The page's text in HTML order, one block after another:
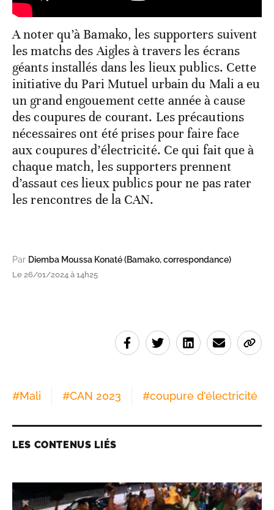
A noter qu’à Bamako, les supporters suivent
les matchs des Aigles à travers les écrans
géants installés dans les lieux publics. Cette
initiative du Pari Mutuel urbain du Mali a eu
un grand engouement cette année à cause
des coupures de courant. Les précautions
nécessaires ont été prises pour faire face
aux coupures d’électricité. Ce qui fait que à
chaque match, les supporters prennent
d’assaut ces lieux publics pour ne pas rater
les rencontres de la CAN.
Par Diemba Moussa Konaté (Bamako, correspondance)
Le 26/01/2024 à 14h25
#Mali #CAN 2023 #coupure d'électricité
LES CONTENUS LIÉS